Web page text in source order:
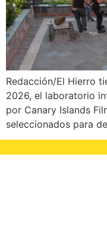
Redacción/El Hierro
2026, el laboratorio
por Canary Islands
seleccionados para